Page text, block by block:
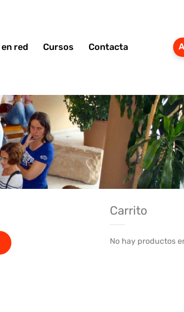
red Cursos Contacta
Carrito
No hay productos